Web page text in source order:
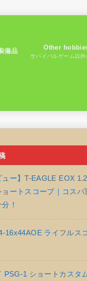
備品 Other
サバイバルゲーム以
ュー】T-EAGLE EOX
ートスコープ｜コスパ
！
16x44AOE ライフルス
PSG-1 ショートカスタ